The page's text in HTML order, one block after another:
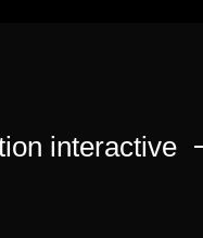
interactive